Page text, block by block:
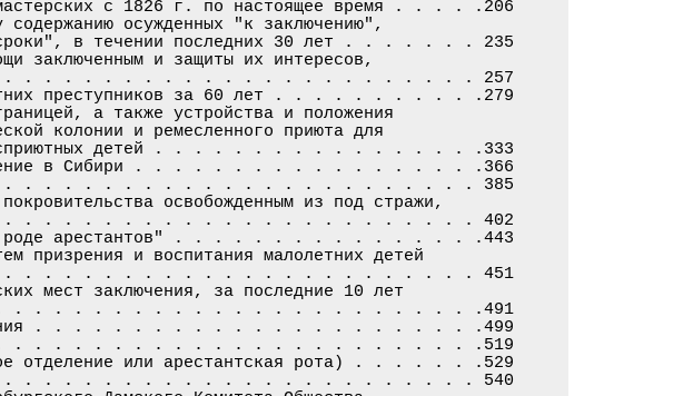
мастерских с 1826 г. по настоящее время . . . . .206
осужденных "к заключению",
сроки", в течении последних 30 лет . . . . . . . 235
заключенным и защиты их интересов,
время . . . . . . . . . . . . . . . . . . . . . . . . 257
преступников за 60 лет . . . . . . . . . . .279
а также устройства и положения
колонии и ремесленного приюта для
и бесприютных детей . . . . . . . . . . . . . . . . .333
в Сибири . . . . . . . . . . . . . . . . . .366
. . . . . . . . . . . . . . . . . . . . . . . . . . . . 385
освобожденным из под стражи,
. . . . . . . . . . . . . . . . . . . . . . . . . . . 402
в роде арестантов" . . . . . . . . . . . . . . . .443
призрения и воспитания малолетних детей
60 лет . . . . . . . . . . . . . . . . . . . . . . . . 451
мест заключения, за последние 10 лет
. . . . . . . . . . . . . . . . . . . . . . . . . .491
. . . . . . . . . . . . . . . . . . . . . . .499
. . . . . . . . . . . . . . . . . . . . . . . . . . . .519
отделение или арестантская рота) . . . . . . .529
. . . . . . . . . . . . . . . . . . . . . . . . . . . . 540